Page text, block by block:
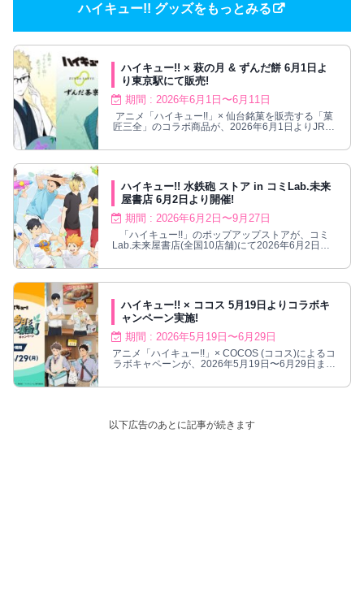
ハイキュー!! グッズをもっとみる
ハイキュー!! × 萩の月 & ずんだ餅 6月1日よ
り東京駅にて販売!
期間 : 2026年6月1日〜6月11日
アニメ「ハイキュー!!」× 仙台銘菓を販売する「菓
匠三全」のコラボ商品が、2026年6月1日よりJR東
ハイキュー!! 水鉄砲 ストア in コミLab.未来
屋書店 6月2日より開催!
期間 : 2026年6月2日〜9月27日
「ハイキュー!!」のポップアップストアが、コミ
Lab.未来屋書店(全国10店舗)にて2026年6月2日〜9
ハイキュー!! × ココス 5月19日よりコラボキ
ャンペーン実施!
期間 : 2026年5月19日〜6月29日
アニメ「ハイキュー!!」× COCOS (ココス)によるコ
ラボキャペーンが、2026年5月19日〜6月29日まで
以下広告のあとに記事が続きます